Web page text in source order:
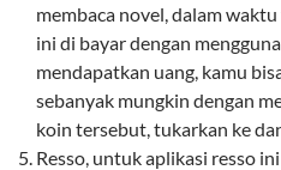
membaca novel, dalam
ini di bayar dengan
mendapatkan uang, kamu
sebanyak mungkin dengan
koin tersebut, tukarkan ke
Resso, untuk aplikasi resso